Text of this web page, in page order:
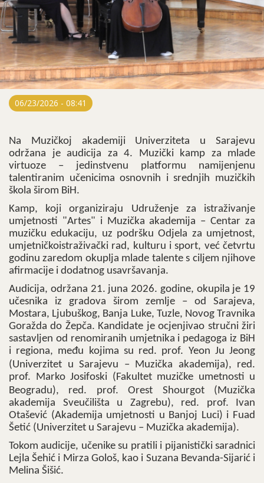
06/23/2026 - 08:41
Na Muzičkoj akademiji Univerziteta u Sarajevu
održana je audicija za 4. Muzički kamp za mlade
virtuoze – jedinstvenu platformu namijenjenu
talentiranim učenicima osnovnih i srednjih muzičkih
škola širom BiH.
Kamp, koji organiziraju Udruženje za istraživanje
umjetnosti "Artes" i Muzička akademija – Centar za
muzičku edukaciju, uz podršku Odjela za umjetnost,
umjetničkoistraživački rad, kulturu i sport, već četvrtu
godinu zaredom okuplja mlade talente s ciljem njihove
afirmacije i dodatnog usavršavanja.
Audicija, održana 21. juna 2026. godine, okupila je 19
učesnika iz gradova širom zemlje – od Sarajeva,
Mostara, Ljubuškog, Banja Luke, Tuzle, Novog Travnika
Goražda do Žepča. Kandidate je ocjenjivao stručni žiri
sastavljen od renomiranih umjetnika i pedagoga iz BiH
i regiona, među kojima su red. prof. Yeon Ju Jeong
(Univerzitet u Sarajevu – Muzička akademija), red.
prof. Marko Josifoski (Fakultet muzičke umetnosti u
Beogradu), red. prof. Orest Shourgot (Muzička
akademija Sveučilišta u Zagrebu), red. prof. Ivan
Otašević (Akademija umjetnosti u Banjoj Luci) i Fuad
Šetić (Univerzitet u Sarajevu – Muzička akademija).
Tokom audicije, učenike su pratili i pijanistički saradnici
Lejla Šehić i Mirza Gološ, kao i Suzana Bevanda-Sijarić i
Melina Šišić.